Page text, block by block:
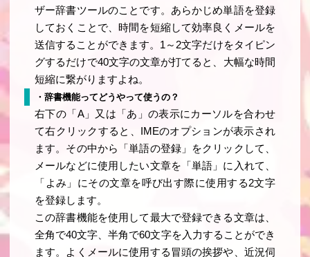
ザー辞書ツールのことです。あらかじめ単語を登録
しておくことで、時間を短縮して効率良くメールを
送信することができます。1～2文字だけをタイピン
グするだけで40文字の文章が打てると、大幅な時間
短縮に繋がりますよね。
・辞書機能ってどうやって使うの？
右下の「A」又は「あ」の表示にカーソルを合わせ
て右クリックすると、IMEのオプションが表示され
ます。その中から「単語の登録」をクリックして、
メールなどに使用したい文章を「単語」に入れて、
「よみ」にその文章を呼び出す際に使用する2文字
を登録します。
この辞書機能を使用して最大で登録できる文章は、
全角で40文字、半角で60文字を入力することができ
ます。よくメールに使用する冒頭の挨拶や、近況伺